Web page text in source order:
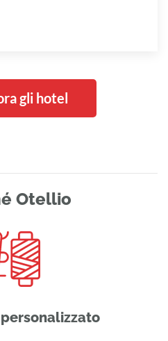
gli hotel
Otellio